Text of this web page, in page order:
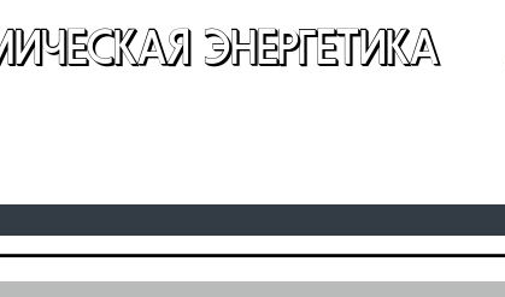
ЭНЕРГЕТИКА